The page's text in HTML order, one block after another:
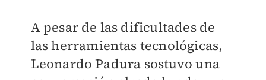
A pesar de las dificultades de
las herramientas tecnológicas,
Leonardo Padura sostuvo una